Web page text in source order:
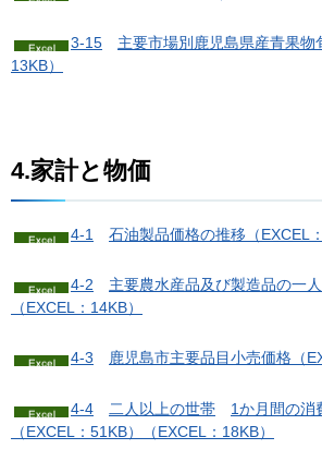
3-15 主要市場別鹿児島県産青果物
13KB）
4.家計と物価
4-1 石油製品価格の推移（EXCEL
4-2 主要農水産品及び製造品の一
（EXCEL：14KB）
4-3 鹿児島市主要品目小売価格（
4-4 二 人以上の世帯
1か月間の消
（EXCEL：51KB）
（EXCEL：18KB）